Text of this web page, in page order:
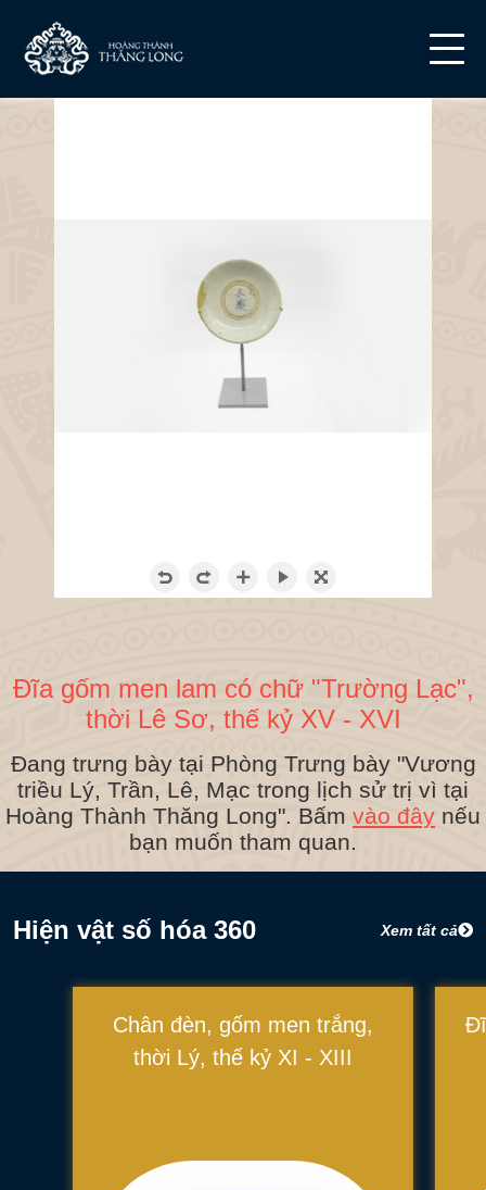
Đĩa gốm men lam có chữ "Trường Lạc",
thời Lê Sơ, thế kỷ XV - XVI
Đang trưng bày tại Phòng Trưng bày "Vương
triều Lý, Trần, Lê, Mạc trong lịch sử trị vì tại
Hoàng Thành Thăng Long". Bấm vào đây nếu
bạn muốn tham quan.
Hiện vật số hóa 360 Xem tất cả
Chân đèn, gốm men trắng,
thời Lý, thế kỷ XI - XIII